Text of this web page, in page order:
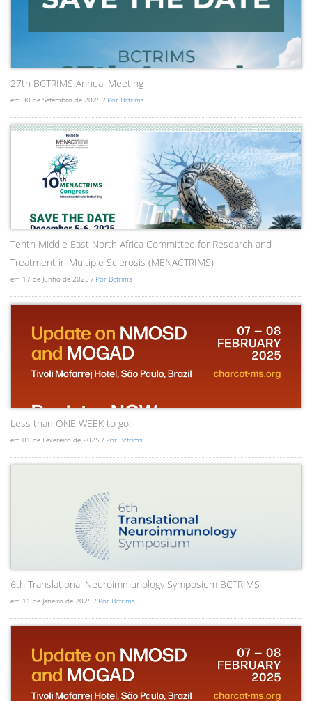
27th BCTRIMS Annual Meeting
em 30 de Setembro de 2025 / Por Bctrims
Tenth Middle East North Africa Committee for Research and
Treatment in Multiple Sclerosis (MENACTRIMS)
em 17 de Junho de 2025 / Por Bctrims
Less than ONE WEEK to go!
em 01 de Fevereiro de 2025 / Por Bctrims
6th Translational Neuroimmunology Symposium BCTRIMS
em 11 de Janeiro de 2025 / Por Bctrims